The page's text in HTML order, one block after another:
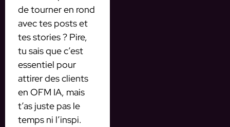
de tourner en rond
avec tes posts et
tes stories ? Pire,
tu sais que c’est
essentiel pour
attirer des clients
en OFM IA, mais
t’as juste pas le
temps ni l’inspi.